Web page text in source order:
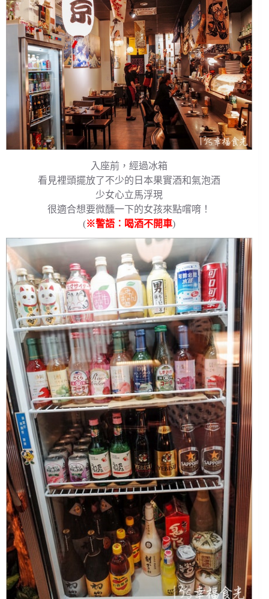
入座前，經過冰箱
看見裡頭擺放了不少的日本果實酒和氣泡酒
少女心立馬浮現
很適合想要微醺一下的女孩來點嚐唷！
(※警語︰喝酒不開車)